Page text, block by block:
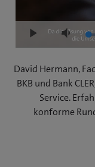
Play Mute
David Hermann,
BKB und Bank
Service.
konforme